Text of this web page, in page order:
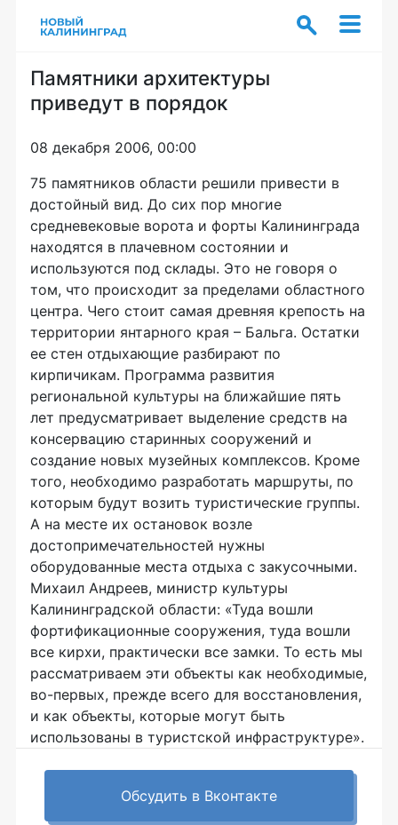
Памятники архитектуры
приведут в порядок
08 декабря 2006, 00:00
75 памятников области решили привести в
достойный вид. До сих пор многие
средневековые ворота и форты Калининграда
находятся в плачевном состоянии и
используются под склады. Это не говоря о
том, что происходит за пределами областного
центра. Чего стоит самая древняя крепость на
территории янтарного края – Бальга. Остатки
ее стен отдыхающие разбирают по
кирпичикам. Программа развития
региональной культуры на ближайшие пять
лет предусматривает выделение средств на
консервацию старинных сооружений и
создание новых музейных комплексов. Кроме
того, необходимо разработать маршруты, по
которым будут возить туристические группы.
А на месте их остановок возле
достопримечательностей нужны
оборудованные места отдыха с закусочными.
Михаил Андреев, министр культуры
Калининградской области: «Туда вошли
фортификационные сооружения, туда вошли
все кирхи, практически все замки. То есть мы
рассматриваем эти объекты как необходимые,
во-первых, прежде всего для восстановления,
и как объекты, которые могут быть
использованы в туристской инфраструктуре».
Обсудить в Вконтакте